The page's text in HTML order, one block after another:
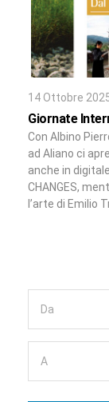
14 Ottobre
Giornate
Con Albino
ad Aliano ci
anche in
CHANGES,
l’arte di Emilio